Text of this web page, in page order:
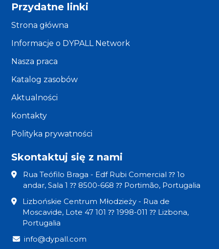
Przydatne linki
Strona główna
Informacje o DYPALL Network
Nasza praca
Katalog zasobów
Aktualności
Kontakty
Polityka prywatności
Skontaktuj się z nami
Rua Teófilo Braga - Edf Rubi Comercial ⁇ 1o
andar, Sala 1 ⁇ 8500-668 ⁇ Portimão, Portugalia
Lizbońskie Centrum Młodzieży - Rua de
Moscavide, Lote 47 101 ⁇ 1998-011 ⁇ Lizbona,
Portugalia
info@dypall.com